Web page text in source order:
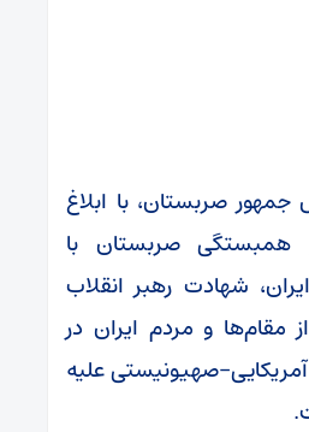
جمهور صربستان، با ابلاغ
صربستان با
شهادت رهبر انقلاب
مقام‌ها و مردم ایران در
صهیونیستی علیه